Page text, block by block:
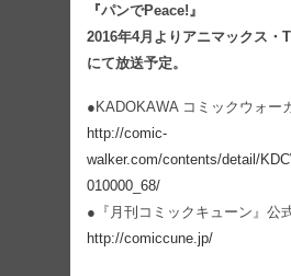
『パンでPeace!』
2016年4月よりアニマックス・
にて放送予定。
●KADOKAWA コミックウォー
http://comic-
walker.com/contents/detail/
010000_68/
●『月刊コミックキューン』公
http://comiccune.jp/